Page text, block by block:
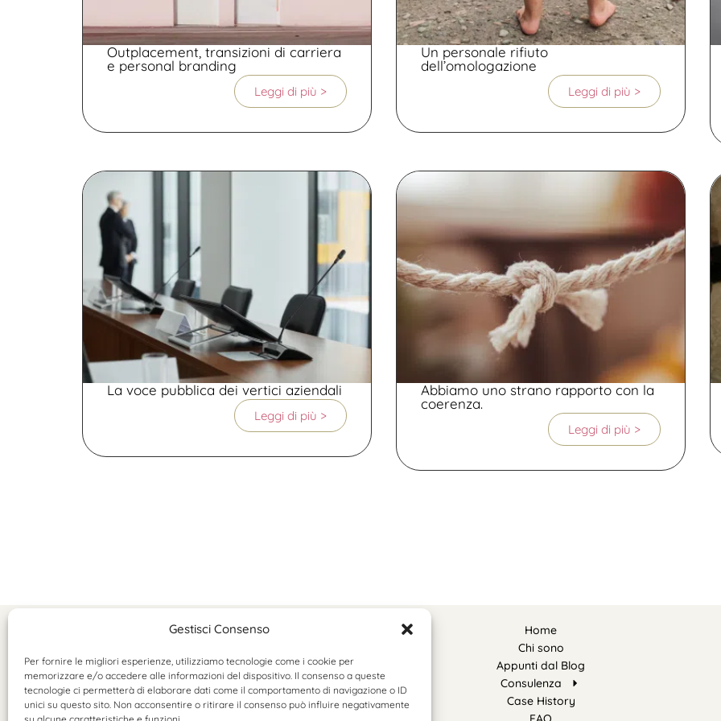
Gestisci Consenso
Per fornire le migliori esperienze, utilizziamo tecnologie come i cookie per
memorizzare e/o accedere alle informazioni del dispositivo. Il consenso a queste
tecnologie ci permetterà di elaborare dati come il comportamento di navigazione o ID
unici su questo sito. Non acconsentire o ritirare il consenso può influire negativamente
Outplacement, transizioni di carriera
e personal branding
Leggi di più >
Un personale rifiuto
dell’omologazione
Leggi di più >
La voce pubblica dei vertici aziendali
Leggi di più >
Abbiamo uno strano rapporto con la
coerenza.
Leggi di più >
hello@valentinagherardi.com
©2025 Valentina Gherardi
Home
Chi sono
Appunti dal Blog
Consulenza
Case History